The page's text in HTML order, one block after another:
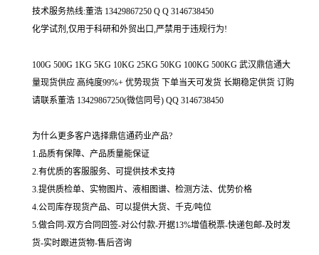
技术服务热线:董浩 13429867250 Q Q 3146738450
化学试剂,仅用于科研和外贸出口,严禁用于违规行为!
100G 500G 1KG 5KG 10KG 25KG 50KG 100KG 500KG 武汉鼎信通大
量现货供应 高纯度99%+ 优势现货 下单当天可发货 长期稳定供货 订购
请联系董浩 13429867250(微信同号) QQ 3146738450
为什么更多客户选择鼎信通药业产品?
1.品质有保障、产品质量能保证
2.有优质的客服服务、可提供技术支持
3.提供质检单、实物图片、液相图谱、检测方法、优势价格
4.公司库存现货产品、可以提供大货、千克/吨位
5.做合同-双方合同回签-对公付款-开据13%增值税票-快递包邮-及时发
货-实时跟进货物-售后咨询